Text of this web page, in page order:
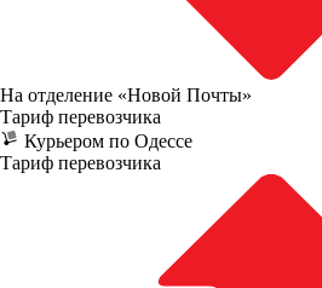
На отделение «Новой Почты»
Тариф перевозчика
Курьером по Одессе
Тариф перевозчика